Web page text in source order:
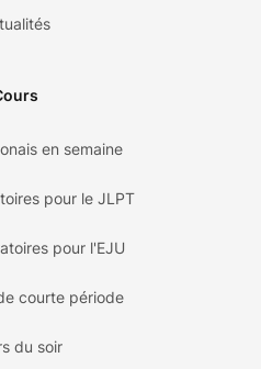
en semaine
pour le JLPT
pour l'EJU
courte période
du soir